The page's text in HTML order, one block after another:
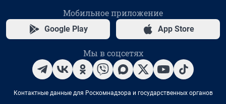
Мобильное приложение
Google Play App Store
Мы в соцсетях
Контактные данные для Роскомнадзора и государственных органов